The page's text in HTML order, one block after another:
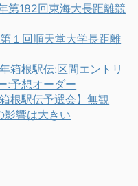
第182回東海大長距離競
１回順天堂大学長距離
箱根駅伝:区間エントリ
:予想オーダー
根駅伝予選会】無観
影響は大きい